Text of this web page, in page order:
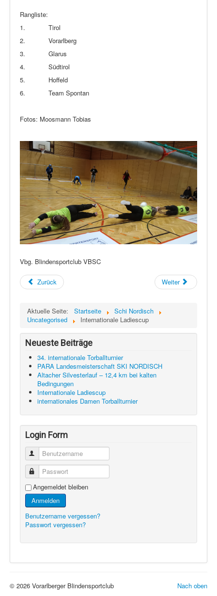
Rangliste:
1. Tirol
2. Vorarlberg
3. Glarus
4. Südtirol
5. Hoffeld
6. Team Spontan
Fotos: Moosmann Tobias
Vbg. Blindensportclub VBSC
Zurück Weiter
Aktuelle Seite: Startseite
Schi Nordisch
Uncategorised
Internationale Ladiescup
Neueste Beiträge
34. internationale Torballturnier
PARA Landesmeisterschaft SKI NORDISCH
Altacher Silvesterlauf – 12,4 km bei kalten
Bedingungen
Internationale Ladiescup
internationales Damen Torballturnier
Login Form
Benutzername
Passwort
Angemeldet bleiben
Anmelden
Benutzername vergessen?
Passwort vergessen?
Nach oben
© 2026 Vorarlberger Blindensportclub